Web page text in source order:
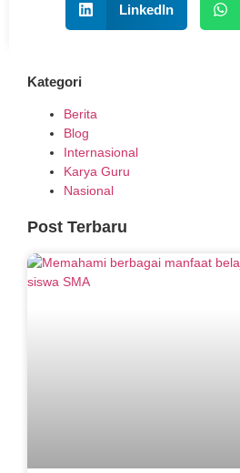
LinkedIn
Kategori
Berita
Blog
Internasional
Karya Guru
Nasional
Post Terbaru